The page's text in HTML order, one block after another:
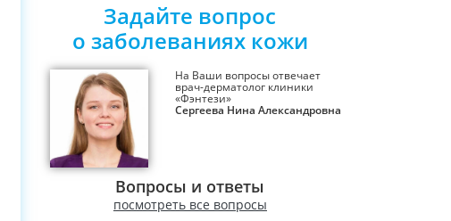
Задайте вопрос
о заболеваниях кожи
На Ваши вопросы отвечает
врач-дерматолог клиники
«Фэнтези»
Сергеева Нина Александровна
Вопросы и ответы
посмотреть все вопросы